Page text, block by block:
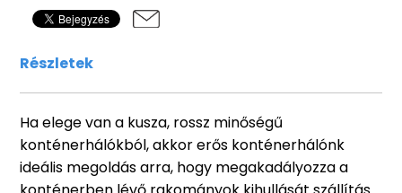
Részletek
Ha elege van a kusza, rossz minőségű
konténerhálókból, akkor erős konténerhálónk
ideális megoldás arra, hogy megakadályozza a